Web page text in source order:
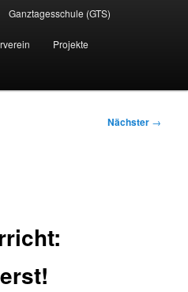
Ganztagesschule (GTS)
Projekte
Nächster →